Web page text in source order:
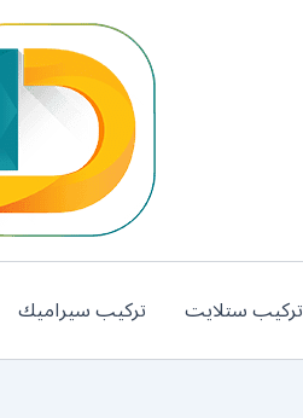
تركيب ستلايت تركيب سيراميك